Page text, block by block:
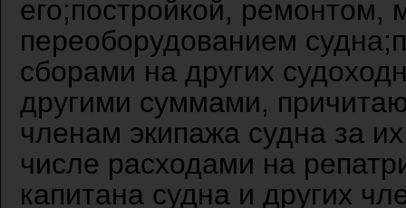
его;постройкой, ремонтом,
переоборудованием
сборами на других
другими суммами,
членам экипажа судна за
числе расходами на
капитана судна и других